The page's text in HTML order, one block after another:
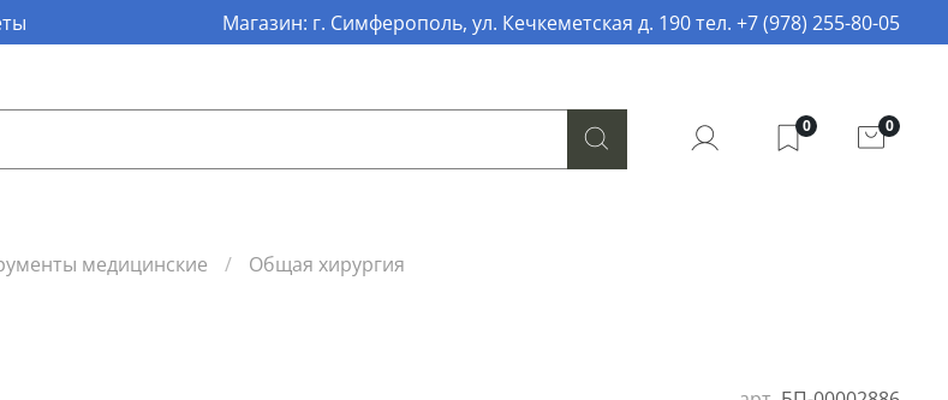
Магазин: г. Симферополь, ул. Кечкеметская д. 190 тел. +7 (978) 255-80-05
0 0
медицинские Общая хирургия